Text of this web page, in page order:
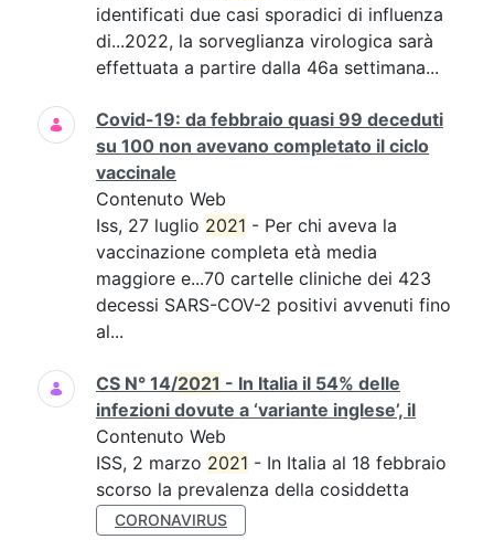
identificati due casi sporadici di influenza
di...2022, la sorveglianza virologica sarà
effettuata a partire dalla 46a settimana...
Covid-19: da febbraio quasi 99 deceduti
su 100 non avevano completato il ciclo
vaccinale
Contenuto Web
Iss, 27 luglio 2021 - Per chi aveva la
vaccinazione completa età media
maggiore e...70 cartelle cliniche dei 423
decessi SARS-COV-2 positivi avvenuti fino
al...
CS N° 14/2021 - In Italia il 54% delle
infezioni dovute a ‘variante inglese’, il
Contenuto Web
ISS, 2 marzo 2021 - In Italia al 18 febbraio
scorso la prevalenza della cosiddetta
CORONAVIRUS